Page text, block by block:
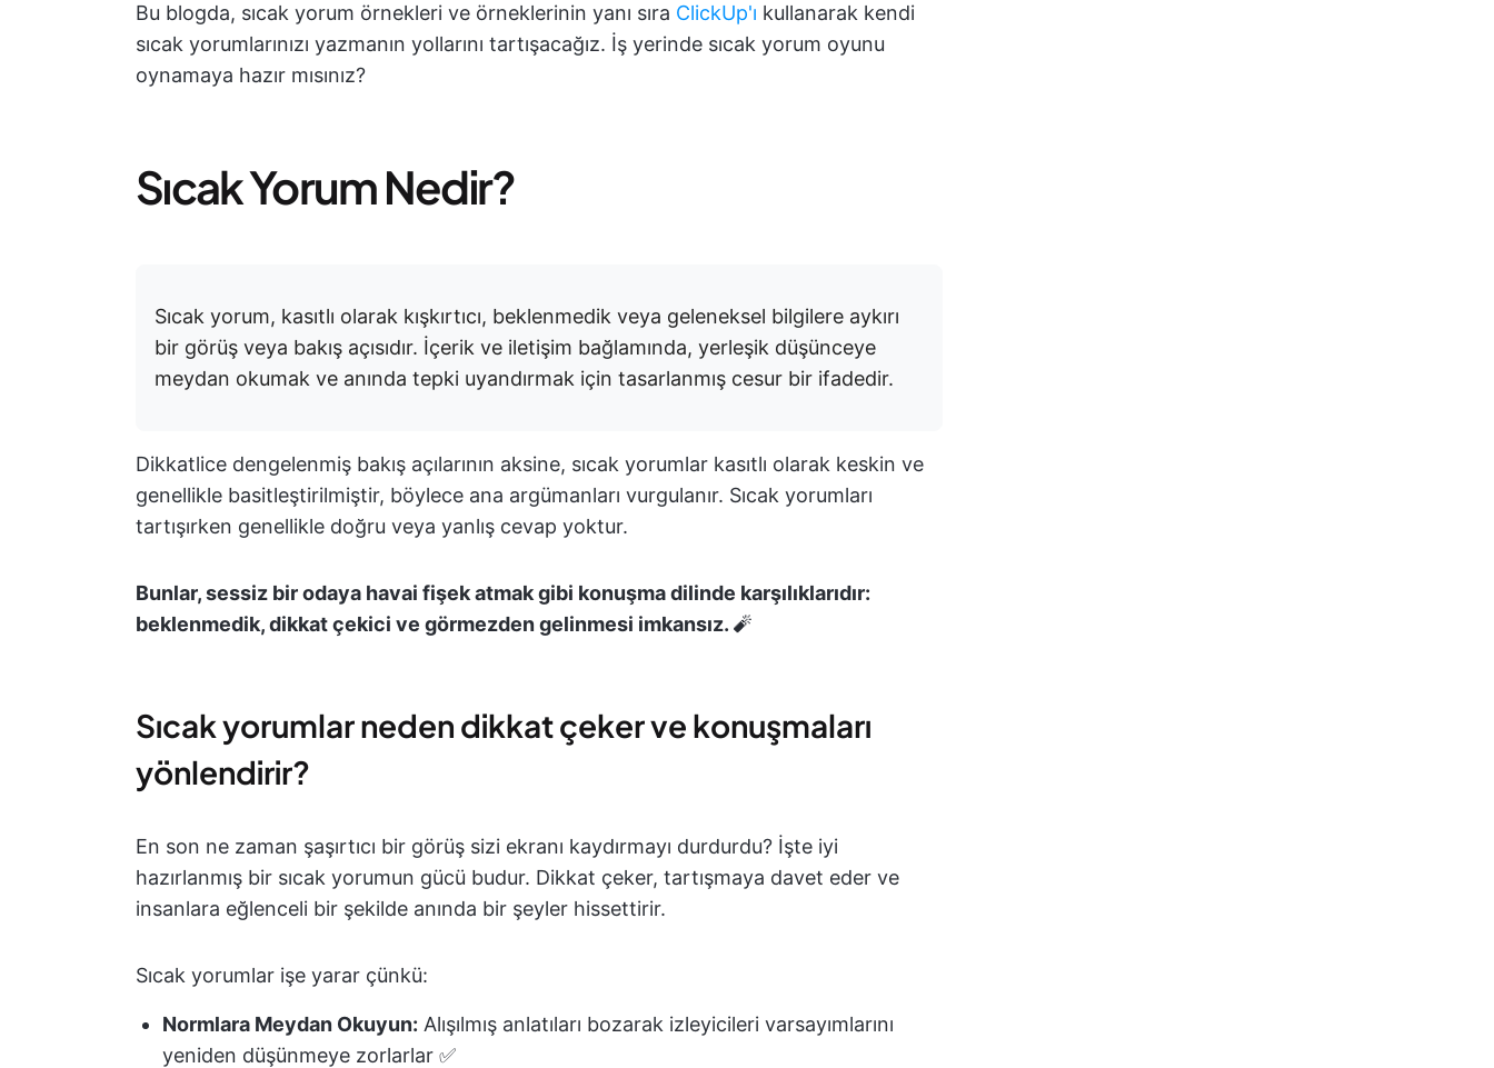
Bu blogda, sıcak yorum örnekleri ve örneklerinin yanı sıra ClickUp'ı kullanarak kendi
sıcak yorumlarınızı yazmanın yollarını tartışacağız. İş yerinde sıcak yorum oyunu
oynamaya hazır mısınız?
Sıcak Yorum Nedir?
Sıcak yorum, kasıtlı olarak kışkırtıcı, beklenmedik veya geleneksel bilgilere aykırı
bir görüş veya bakış açısıdır. İçerik ve iletişim bağlamında, yerleşik düşünceye
meydan okumak ve anında tepki uyandırmak için tasarlanmış cesur bir ifadedir.
Dikkatlice dengelenmiş bakış açılarının aksine, sıcak yorumlar kasıtlı olarak keskin ve
genellikle basitleştirilmiştir, böylece ana argümanları vurgulanır. Sıcak yorumları
tartışırken genellikle doğru veya yanlış cevap yoktur.
Bunlar, sessiz bir odaya havai fişek atmak gibi konuşma dilinde karşılıklarıdır:
beklenmedik, dikkat çekici ve görmezden gelinmesi imkansız. 🧨
Sıcak yorumlar neden dikkat çeker ve konuşmaları
yönlendirir?
En son ne zaman şaşırtıcı bir görüş sizi ekranı kaydırmayı durdurdu? İşte iyi
hazırlanmış bir sıcak yorumun gücü budur. Dikkat çeker, tartışmaya davet eder ve
insanlara eğlenceli bir şekilde anında bir şeyler hissettirir.
Sıcak yorumlar işe yarar çünkü:
Normlara Meydan Okuyun: Alışılmış anlatıları bozarak izleyicileri varsayımlarını
yeniden düşünmeye zorlarlar ✅